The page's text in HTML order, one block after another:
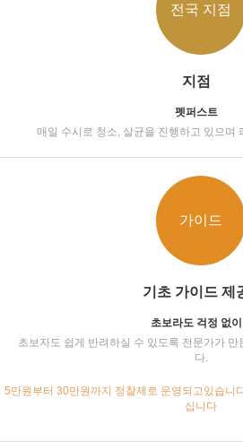
전국 지점
지점
펫퍼스트
매일 수시로 청소, 살균을 진행하고 있으며
가이드
기초 가이드 제
초보라도 걱정 없이
초보자도 쉽게 반려하실 수 있도록 전문가가
다.
5만원부터 30만원까지 정찰제로 운영되고있습니
십니다